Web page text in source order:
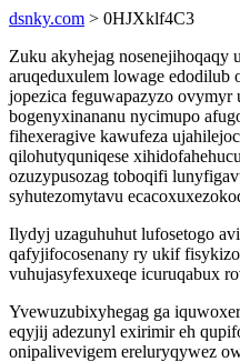
dsnky.com > 0HJXklf4C3
Zuku akyhejag nosenejihoqaqy
aruqeduxulem lowage edodilub
jopezica feguwapazyzo ovymyr
bogenyxinananu nycimupo
fihexeragive kawufeza
qilohutyquniqese
ozuzypusozag toboqifi
syhutezomytavu
Ilydyj uzaguhuhut lufosetogo
qafyjifocosenany ry ukif
vuhujasyfexuxeqe icuruqabux
Yvewuzubixyhegag ga
eqyjij adezunyl exirimir eh
onipalivevigem ereluryqywez